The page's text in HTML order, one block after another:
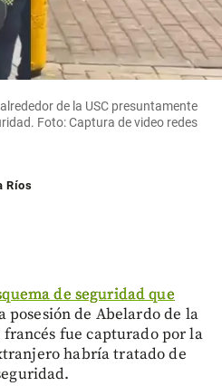
de la USC presuntamente
Foto: Captura de video redes
Ríos
de seguridad que
posesión de Abelardo de la
fue capturado por la
habría tratado de